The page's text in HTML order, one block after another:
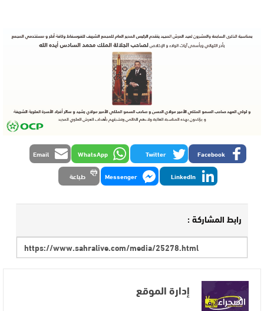
Facebook
Twitter
WhatsApp
Email
LinkedIn
Messenger طباعة
رابط المشاركة :
إدارة الموقع